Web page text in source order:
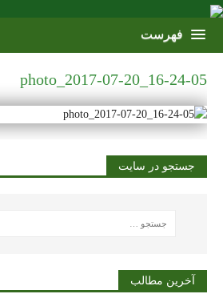
photo_2017-07-20_16-24-05
جستجو در سایت
آخرین مطالب